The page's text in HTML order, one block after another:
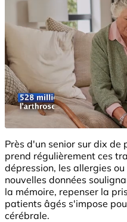
Près d'un senior sur dix de
prend régulièrement ces
dépression, les allergies
nouvelles données
la mémoire, repenser la
patients âgés s'impose
cérébrale.